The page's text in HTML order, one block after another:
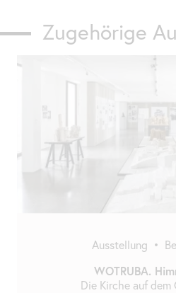
Zugehörige
Ausstellung •
WOTRUBA.
Die Kirche auf dem